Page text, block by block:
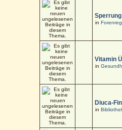
in
Vitamin
in
Diuca-
in